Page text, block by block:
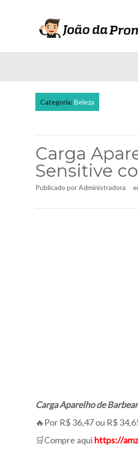
Categoria: Beleza
Carga
Sensitive
Publicado porAdministradora
Carga Aparelho de
🔥Por R$ 36,47 ou R$
🛒Compre aqui https://